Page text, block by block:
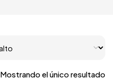
Mostrando el único resultado